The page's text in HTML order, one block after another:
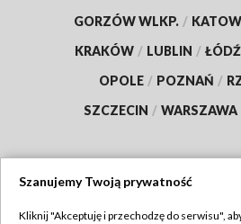
GORZÓW WLKP. /
KRAKÓW / LUBLIN / ŁÓDŹ
OPOLE / POZNAŃ /
SZCZECIN / WARSZAWA
Szanujemy Twoją prywatność
Kliknij "Akceptuję i przechodzę do serwisu",